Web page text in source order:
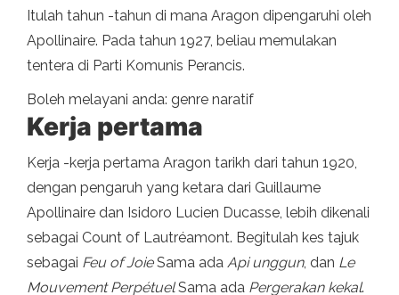
Itulah tahun -tahun di mana Aragon dipengaruhi oleh
Apollinaire. Pada tahun 1927, beliau memulakan
tentera di Parti Komunis Perancis.
Boleh melayani anda: genre naratif
Kerja pertama
Kerja -kerja pertama Aragon tarikh dari tahun 1920,
dengan pengaruh yang ketara dari Guillaume
Apollinaire dan Isidoro Lucien Ducasse, lebih dikenali
sebagai Count of Lautréamont. Begitulah kes tajuk
sebagai Feu of JoieSama ada Api unggun, dan Le
Mouvement PerpétuelSama ada Pergerakan kekal.